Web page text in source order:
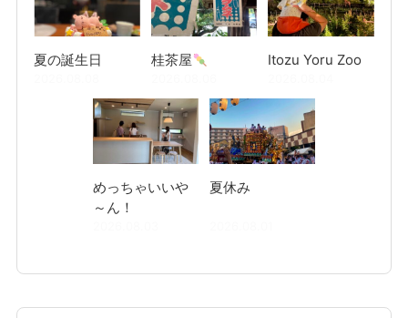
夏の誕生日 桂茶屋 Itozu Yoru Zoo
めっちゃいいや
～ん！
夏休み